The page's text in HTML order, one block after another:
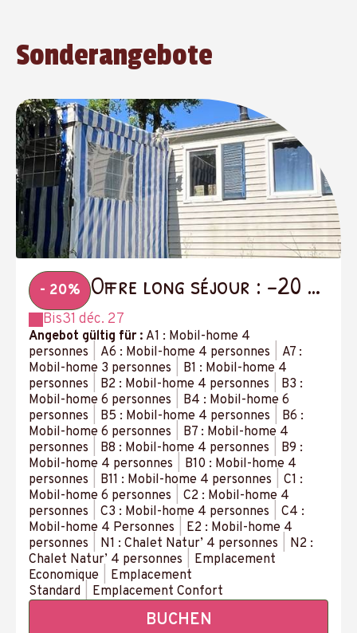
Sonderangebote
- 20%
Offre long séjour : -20 %
à partir de 14 nuits
Bis31 déc. 27
Angebot gültig für : A1 : Mobil-home 4
personnes
A6 : Mobil-home 4 personnes
A7 :
Mobil-home 3 personnes
B1 : Mobil-home 4
personnes
B2 : Mobil-home 4 personnes
B3 :
Mobil-home 6 personnes
B4 : Mobil-home 6
personnes
B5 : Mobil-home 4 personnes
B6 :
Mobil-home 6 personnes
B7 : Mobil-home 4
personnes
B8 : Mobil-home 4 personnes
B9 :
Mobil-home 4 personnes
B10 : Mobil-home 4
personnes
B11 : Mobil-home 4 personnes
C1 :
Mobil-home 6 personnes
C2 : Mobil-home 4
personnes
C3 : Mobil-home 4 personnes
C4 :
Mobil-home 4 Personnes
E2 : Mobil-home 4
personnes
N1 : Chalet Natur’ 4 personnes
N2 :
Chalet Natur’ 4 personnes
Emplacement
Economique
Emplacement
Standard
Emplacement Confort
BUCHEN